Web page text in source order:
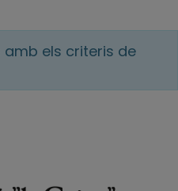
els criteris de